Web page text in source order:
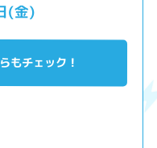
(金)
もチェック！